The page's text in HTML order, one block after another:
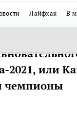
Лайфхак В
2021, или
чемпионы